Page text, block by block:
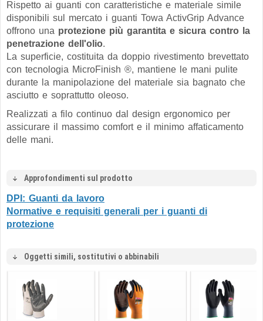
Rispetto ai guanti con caratteristiche e materiale simile
disponibili sul mercato i guanti Towa ActivGrip Advance
offrono una protezione più garantita e sicura contro la
penetrazione dell'olio.
La superficie, costituita da doppio rivestimento brevettato
con tecnologia MicroFinish ®, mantiene le mani pulite
durante la manipolazione del materiale sia bagnato che
asciutto e soprattutto oleoso.
Realizzati a filo continuo dal design ergonomico per
assicurare il massimo comfort e il minimo affaticamento
delle mani.
Approfondimenti sul prodotto
DPI: Guanti da lavoro
Normative e requisiti generali per i guanti di
protezione
Oggetti simili, sostitutivi o abbinabili